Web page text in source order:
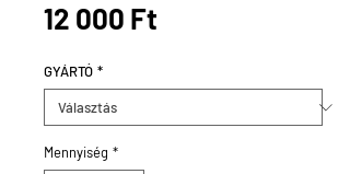
12 000 Ft
GYÁRTÓ *
Mennyiség *